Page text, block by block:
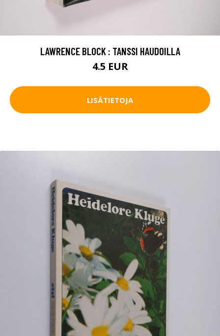
LAWRENCE BLOCK : TANSSI HAUDOILLA
4.5 EUR
LISÄTIETOJA